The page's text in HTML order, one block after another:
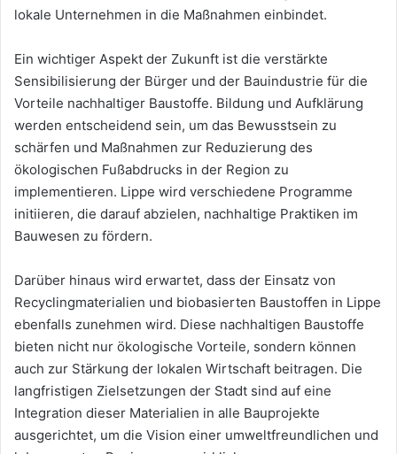
lokale Unternehmen in die Maßnahmen einbindet.
Ein wichtiger Aspekt der Zukunft ist die verstärkte
Sensibilisierung der Bürger und der Bauindustrie für die
Vorteile nachhaltiger Baustoffe. Bildung und Aufklärung
werden entscheidend sein, um das Bewusstsein zu
schärfen und Maßnahmen zur Reduzierung des
ökologischen Fußabdrucks in der Region zu
implementieren. Lippe wird verschiedene Programme
initiieren, die darauf abzielen, nachhaltige Praktiken im
Bauwesen zu fördern.
Darüber hinaus wird erwartet, dass der Einsatz von
Recyclingmaterialien und biobasierten Baustoffen in Lippe
ebenfalls zunehmen wird. Diese nachhaltigen Baustoffe
bieten nicht nur ökologische Vorteile, sondern können
auch zur Stärkung der lokalen Wirtschaft beitragen. Die
langfristigen Zielsetzungen der Stadt sind auf eine
Integration dieser Materialien in alle Bauprojekte
ausgerichtet, um die Vision einer umweltfreundlichen und